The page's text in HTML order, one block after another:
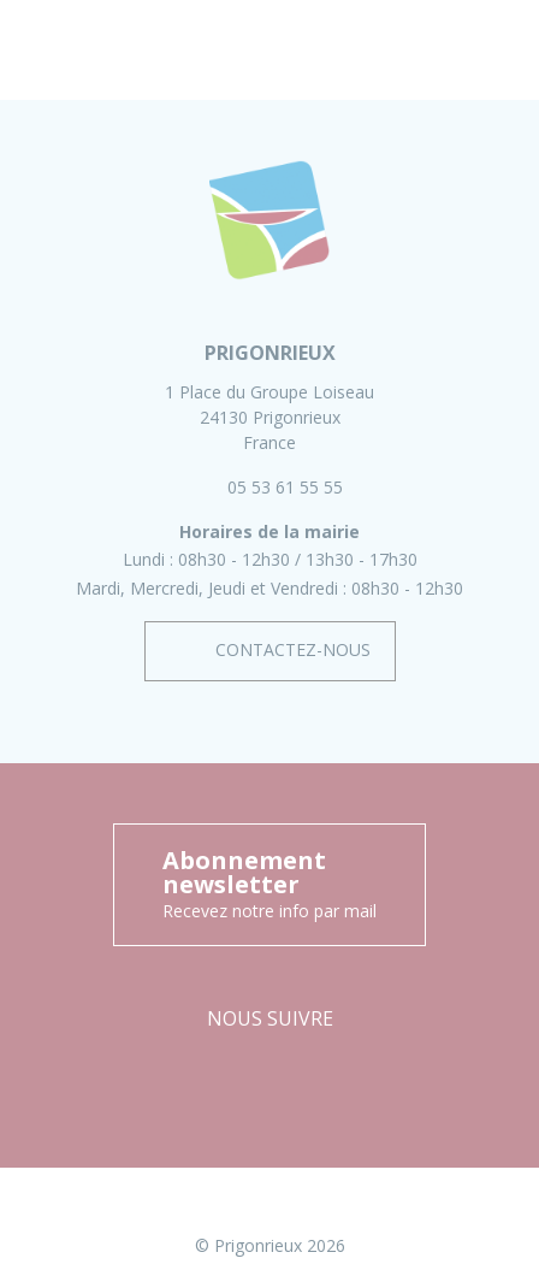
PRIGONRIEUX
1 Place du Groupe Loiseau
24130 Prigonrieux
France
05 53 61 55 55
Horaires de la mairie
Lundi : 08h30 - 12h30
13h30 - 17h30
Mardi, Mercredi, Jeudi et Vendredi : 08h30 - 12h30
CONTACTEZ-NOUS
Abonnement
newsletter
Recevez notre info par mail
NOUS SUIVRE
© Prigonrieux 2026